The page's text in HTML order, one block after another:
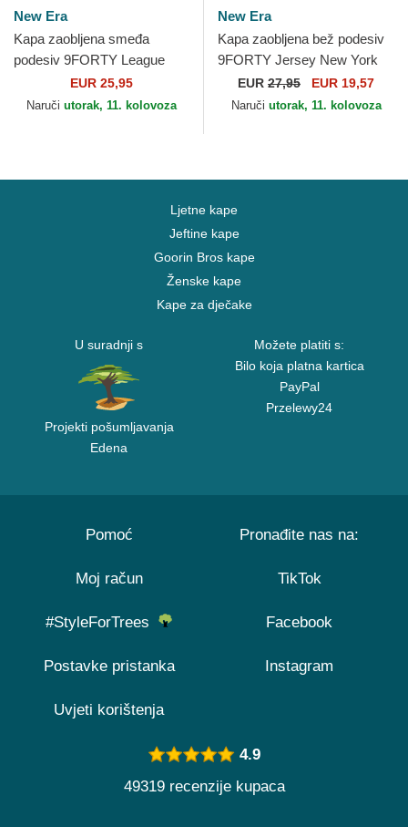
New Era
Kapa zaobljena smeđa
podesiv 9FORTY League
Essential New York Yankees
MLB New Era
EUR 25,95
Naruči utorak, 11. kolovoza
New Era
Kapa zaobljena bež podesiv
9FORTY Jersey New York
Yankees MLB New Era
EUR 27,95 EUR 19,57
Naruči utorak, 11. kolovoza
Ljetne kape
Jeftine kape
Goorin Bros kape
Ženske kape
Kape za dječake
U suradnji s
Projekti pošumljavanja
Edena
Možete platiti s:
Bilo koja platna kartica
PayPal
Przelewy24
Pomoć
Moj račun
#StyleForTrees
Postavke pristanka
Uvjeti korištenja
Pronađite nas na:
TikTok
Facebook
Instagram
4.9
49319 recenzije kupaca